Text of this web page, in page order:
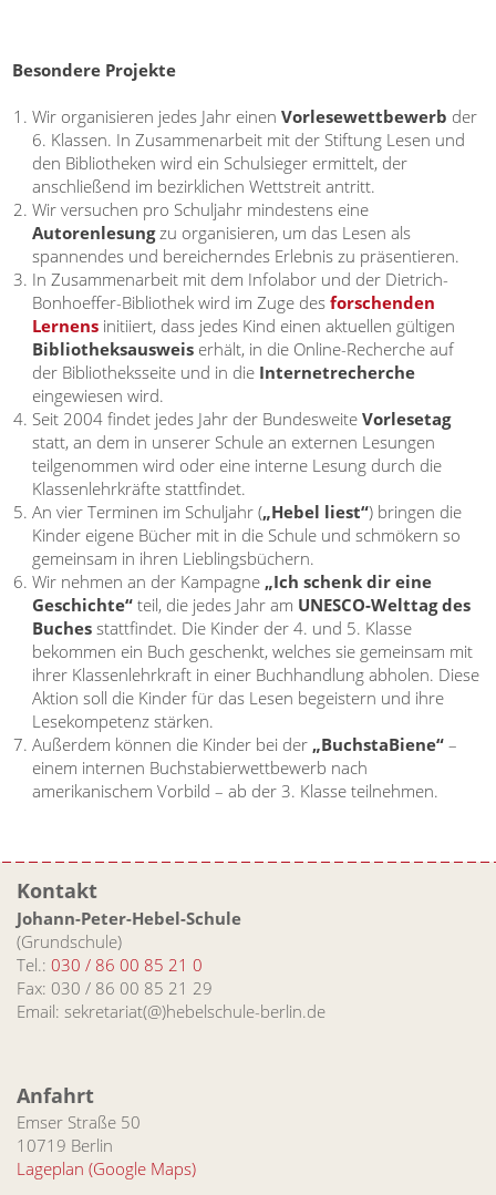
Besondere Projekte
Wir organisieren jedes Jahr einen Vorlesewettbewerb der
6. Klassen. In Zusammenarbeit mit der Stiftung Lesen und
den Bibliotheken wird ein Schulsieger ermittelt, der
anschließend im bezirklichen Wettstreit antritt.
Wir versuchen pro Schuljahr mindestens eine
Autorenlesungzu organisieren, um das Lesen als
spannendes und bereicherndes Erlebnis zu präsentieren.
In Zusammenarbeit mit dem Infolabor und der Dietrich-
Bonhoeffer-Bibliothek wird im Zuge desforschenden
Lernens initiiert, dass jedes Kind einen aktuellen gültigen
Bibliotheksausweis erhält, in die Online-Recherche auf
der Bibliotheksseite und in die Internetrecherche
eingewiesen wird.
Seit 2004 findet jedes Jahr der BundesweiteVorlesetag
statt, an dem in unserer Schule an externen Lesungen
teilgenommen wird oder eine interne Lesung durch die
Klassenlehrkräfte stattfindet.
An vier Terminen im Schuljahr („Hebel liest“) bringen die
Kinder eigene Bücher mit in die Schule und schmökern so
gemeinsam in ihren Lieblingsbüchern.
Wir nehmen an der Kampagne „Ich schenk dir eine
Geschichte“ teil, die jedes Jahr am UNESCO-Welttag des
Buches stattfindet. Die Kinder der 4. und 5. Klasse
bekommen ein Buch geschenkt, welches sie gemeinsam mit
ihrer Klassenlehrkraft in einer Buchhandlung abholen. Diese
Aktion soll die Kinder für das Lesen begeistern und ihre
Lesekompetenz stärken.
Außerdem können die Kinder bei der „BuchstaBiene“ –
einem internen Buchstabierwettbewerb nach
amerikanischem Vorbild – ab der 3. Klasse teilnehmen.
Kontakt
Johann-Peter-Hebel-Schule
(Grundschule)
Tel.:030 / 86 00 85 21 0
Fax: 030 / 86 00 85 21 29
Email: sekretariat(@)hebelschule-berlin.de
Anfahrt
Emser Straße 50
10719 Berlin
Lageplan (Google Maps)